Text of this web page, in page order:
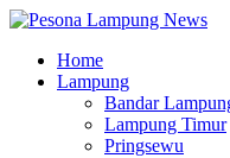
Home
Lampung
Bandar
Lampung Timur
Pringsewu